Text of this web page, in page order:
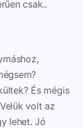
csak..
És mégis
volt az
lehet. Jó